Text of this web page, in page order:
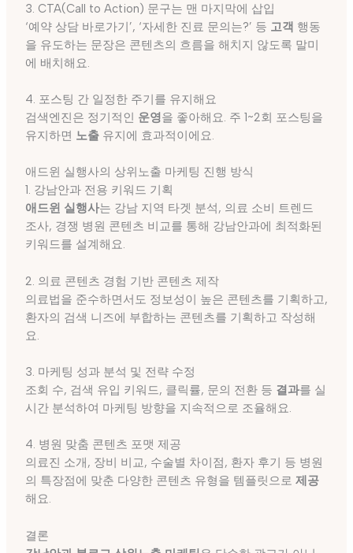
3. CTA(Call to Action) 문구는 맨 마지막에 삽입
‘예약 상담 바로가기’, ‘자세한 진료 문의는?’ 등 고객 행동
을 유도하는 문장은 콘텐츠의 흐름을 해치지 않도록 말미
에 배치해요.
4. 포스팅 간 일정한 주기를 유지해요
검색엔진은 정기적인 운영을 좋아해요. 주 1~2회 포스팅을
유지하면 노출유지에 효과적이에요.
애드윈 실행사의 상위노출 마케팅 진행 방식
1. 강남안과 전용 키워드 기획
애드윈 실행사는 강남 지역 타겟 분석, 의료 소비 트렌드
조사, 경쟁 병원 콘텐츠 비교를 통해 강남안과에 최적화된
키워드를 설계해요.
2. 의료 콘텐츠 경험 기반 콘텐츠 제작
의료법을 준수하면서도 정보성이 높은 콘텐츠를 기획하고,
환자의 검색 니즈에 부합하는 콘텐츠를 기획하고 작성해
요.
3. 마케팅 성과 분석 및 전략 수정
조회 수, 검색 유입 키워드, 클릭률, 문의 전환 등 결과를 실
시간 분석하여 마케팅 방향을 지속적으로 조율해요.
4. 병원 맞춤 콘텐츠 포맷 제공
의료진 소개, 장비 비교, 수술별 차이점, 환자 후기 등 병원
의 특장점에 맞춘 다양한 콘텐츠 유형을 템플릿으로 제공
해요.
결론